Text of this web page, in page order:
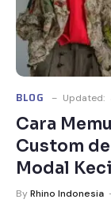
BLOG Updated:
Cara
Custom
Modal
ByRhino Indonesia